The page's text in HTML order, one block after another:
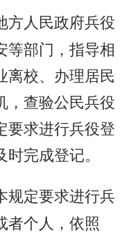
方人民政府兵役
等部门，指导相
离校、办理居民
，查验公民兵役
要求进行兵役登
完成登记。
规定要求进行兵
者个人，依照